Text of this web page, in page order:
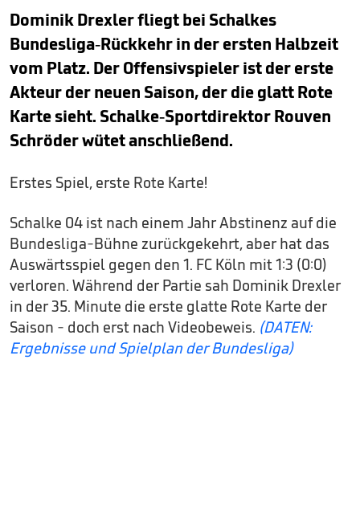
second
Dominik Drexler fliegt bei Schalkes
Bundesliga-Rückkehr in der ersten Halbzeit
vom Platz. Der Offensivspieler ist der erste
Akteur der neuen Saison, der die glatt Rote
Karte sieht. Schalke-Sportdirektor Rouven
Schröder wütet anschließend.
Erstes Spiel, erste Rote Karte!
Schalke 04 ist nach einem Jahr Abstinenz auf die
Bundesliga-Bühne zurückgekehrt, aber hat das
Auswärtsspiel gegen den 1. FC Köln mit 1:3 (0:0)
verloren. Während der Partie sah Dominik Drexler
in der 35. Minute die erste glatte Rote Karte der
Saison - doch erst nach Videobeweis. (DATEN:
Ergebnisse und Spielplan der Bundesliga)